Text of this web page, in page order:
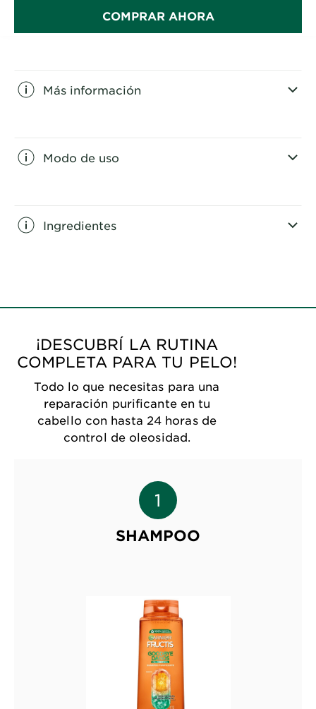
COMPRAR AHORA
Más información
Modo de uso
Ingredientes
¡DESCUBRÍ LA RUTINA
COMPLETA PARA TU PELO!
Todo lo que necesitas para una
reparación purificante en tu
cabello con hasta 24 horas de
control de oleosidad.
SHAMPOO